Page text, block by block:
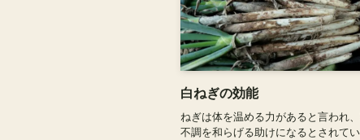
白ねぎの効能
ねぎは体を温める力があると言われ
不調を和らげる助けになるとされて